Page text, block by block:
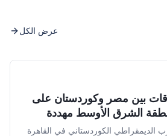
عرض الكل
بين مصر وكوردستان على
الشرق الأوسط مهددة
الكوردستاني في القاهرة